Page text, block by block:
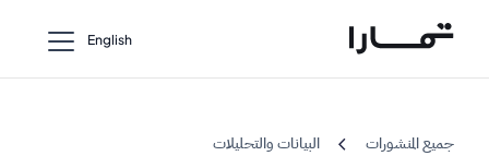
English
جميع المنشورات chevron_left البيانات والتحليلات